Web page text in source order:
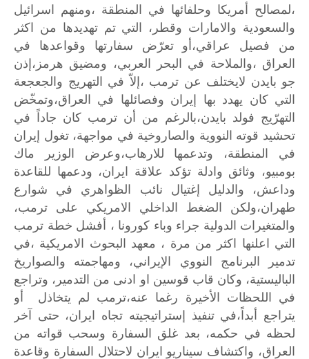
،لمصالح أمريكا وحلفائها في المنطقة ،ومنهم
اسرائيل
والسعودية والامارات وقطر، التي تم تهديدها من اكثر
من
فصيل عراقي،أو تعرّض سفارتها وقواعدها
في
العراق ،والملاحة في البحر العربي، ومضيق هرمز،إذن
جو بايدن لايختلف عن ترمب ،إلاّ في التهريج والجعجعة
التي كان يهدد بها إيران وفصائلها في العراق،وتمخّض
التهرّيج فولد بايدن،بالرغم من أن ترمب كان جاداً في
تحشيد قوته النووية والصاروخية في مواجهة، تغول إيران
في
المنطقة، وتدعمها للارهاب،وعرض الوزير
ماك
بومبيو، وثائق وادلة تؤكد علاقة ايران، ودعمها للقاعدة
وداعش،
والدليل إغتيال نائب الظواهري في
شوارع
طهران،ولكن
الضغط الداخلي الامريكي على
ترمب،
والمتغيرات الدولية جراء وباء كورونا ، أفشل خطة ترمب
التي اعلنها اكثر من مرة ، معهد البحوث الامريكية ،في
تدمير
البرنامج النووي الإيراني، ومهاجمته
والصواريخ
الباليستية، وكان قاب قوسين او ادنى من التدمير، وتراجع
في
اللحظات الأخيرة رغما عنه،ترمب لم يتخاذل
أو
يتراجع أبداً،في تنفيذ إستراتيجيته تجاه ايران، حتى آخر
لحظه في حكمه، بعد غلق السفارة وسحب قواته من
العراق، واكتشاف سيناريو ايران لاحتلال السفارة وقاعدة